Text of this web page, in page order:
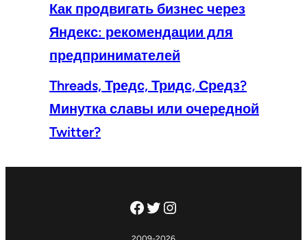
Как продвигать бизнес через
Яндекс: рекомендации для
предпринимателей
Threads, Тредс, Тридс, Средз?
Минутка славы или очередной
Twitter?
Facebook
Twitter
Instagram